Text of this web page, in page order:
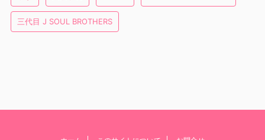
三代目 J SOUL BROTHERS